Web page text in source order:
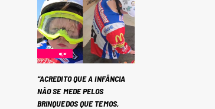
“ACREDITO QUE A INFÂNCIA
NÃO SE MEDE PELOS
BRINQUEDOS QUE TEMOS,